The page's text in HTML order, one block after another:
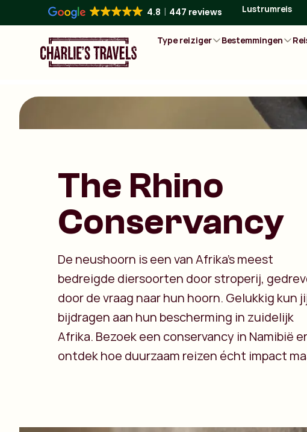
4.8 447 reviews Lustrumreis
Type reiziger Bestemmingen
The Rhino
Conservancy
De neushoorn is een van Afrika’s meest
bedreigde diersoorten door stroperij,
door de vraag naar hun hoorn. Gelukkig kun
bijdragen aan hun bescherming in zuidelijk
Afrika. Bezoek een conservancy in Namibië
ontdek hoe duurzaam reizen écht impact